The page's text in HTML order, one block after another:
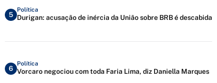
5
Política
Durigan: acusação de inércia da União sobre BRB é descabida
6
Política
Vorcaro negociou com toda Faria Lima, diz Daniella Marques